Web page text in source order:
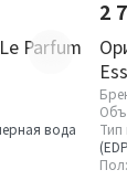
Parfum
вода
2
Пол: